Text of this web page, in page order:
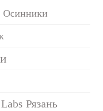
Осинники
Рязань